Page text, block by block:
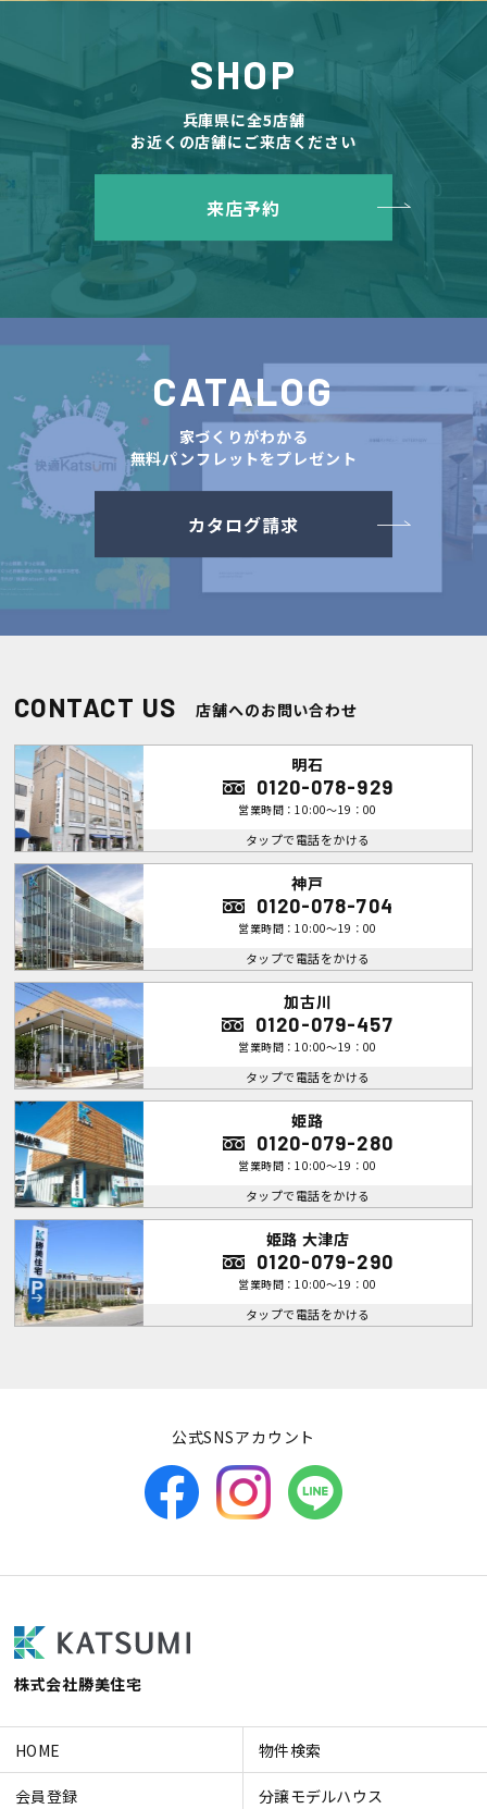
SHOP
兵庫県に全5店舗
お近くの店舗にご来店ください
来店予約
CATALOG
家づくりがわかる
無料パンフレットをプレゼント
カタログ請求
CONTACT US 店舗へのお問い合わせ
明石
0120-078-929
営業時間：10:00～19：00
タップで電話をかける
神戸
0120-078-704
営業時間：10:00～19：00
タップで電話をかける
加古川
0120-079-457
営業時間：10:00～19：00
タップで電話をかける
姫路
0120-079-280
営業時間：10:00～19：00
タップで電話をかける
姫路 大津店
0120-079-290
営業時間：10:00～19：00
タップで電話をかける
公式SNSアカウント
株式会社勝美住宅
HOME 物件検索
会員登録 分譲モデルハウス